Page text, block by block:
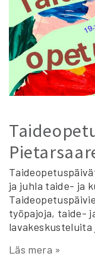
ja juhla taide- ja
työpajoja, taide-
lavakeskusteluita
Läs mera »